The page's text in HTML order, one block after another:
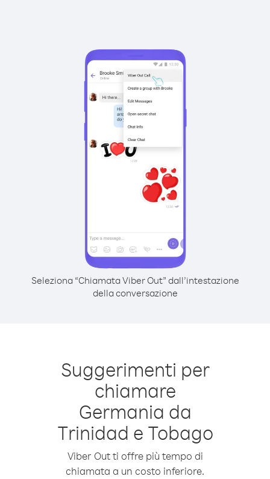
Seleziona “Chiamata Viber Out” dall’intestazione
della conversazione
Suggerimenti per
chiamare
Germania da
Trinidad e Tobago
Viber Out ti offre più tempo di
chiamata a un costo inferiore.